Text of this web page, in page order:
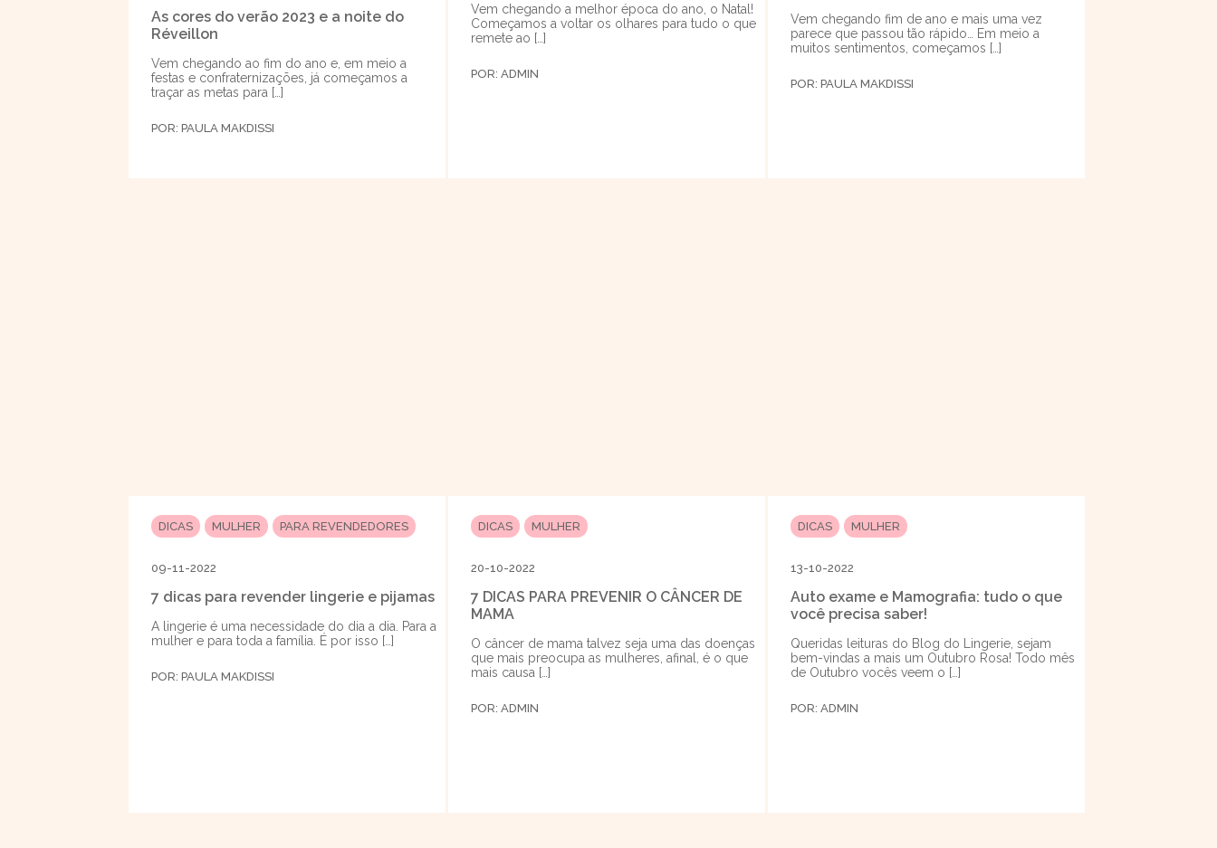
As cores do verão 2023 e a noite do
Réveillon
Vem chegando ao fim do ano e, em meio a
festas e confraternizações, já começamos a
traçar as metas para […]
POR: PAULA MAKDISSI
Vem chegando a melhor época do ano, o Natal!
Começamos a voltar os olhares para tudo o que
remete ao […]
POR: ADMIN
Vem chegando fim de ano e mais uma vez
parece que passou tão rápido… Em meio a
muitos sentimentos, começamos […]
POR: PAULA MAKDISSI
DICAS MULHER PARA REVENDEDORES
09-11-2022
7 dicas para revender lingerie e pijamas
A lingerie é uma necessidade do dia a dia. Para a
mulher e para toda a família. É por isso […]
POR: PAULA MAKDISSI
DICAS MULHER
20-10-2022
7 DICAS PARA PREVENIR O CÂNCER DE
MAMA
O câncer de mama talvez seja uma das doenças
que mais preocupa as mulheres, afinal, é o que
mais causa […]
POR: ADMIN
DICAS MULHER
13-10-2022
Auto exame e Mamografia: tudo o que
você precisa saber!
Queridas leituras do Blog do Lingerie, sejam
bem-vindas a mais um Outubro Rosa! Todo mês
de Outubro vocês veem o […]
POR: ADMIN